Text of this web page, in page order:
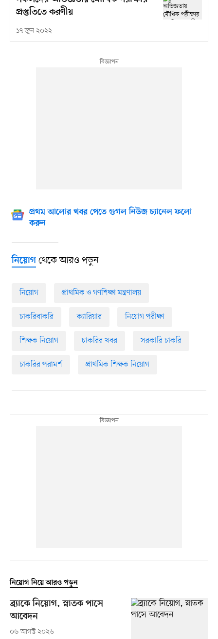
প্রস্তুতিতে করণীয়
১৭ জুন ২০২২
প্রথম আলোর খবর পেতে গুগল নিউজ চ্যানেল ফলো
করুন
নিয়োগথেকে আরও পড়ুন
নিয়োগ প্রাথমিক ও গণশিক্ষা মন্ত্রণালয়
চাকরিবাকরি ক্যারিয়ার নিয়োগ পরীক্ষা
শিক্ষক নিয়োগ চাকরির খবর সরকারি চাকরি
চাকরির পরামর্শ প্রাথমিক শিক্ষক নিয়োগ
নিয়োগ নিয়ে আরও পড়ুন
ব্র্যাকে নিয়োগ, স্নাতক পাসে
আবেদন
০৬ আগস্ট ২০২৬